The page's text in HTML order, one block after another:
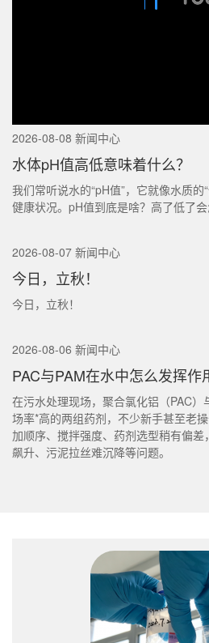
2026-08-08 新闻中心
水体pH值高低意味着什么？
我们常听说水的“pH值”，它就像水质
健康状况。pH值到底是啥？高了低了会
2026-08-07 新闻中心
今日，立秋！
今日，立秋！
2026-08-06 新闻中心
PAC与PAM在水中怎么发挥作
在污水处理现场，聚合氯化铝（PAC）
场率*高的两组药剂，不少新手甚至老
加顺序、搅拌强度、药剂选型稍有偏
飙升、污泥拉丝难沉降等问题。